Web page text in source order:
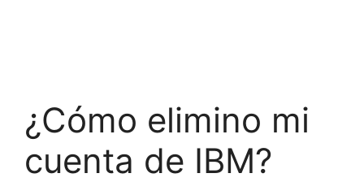
¿Cómo elimino mi
cuenta de IBM?